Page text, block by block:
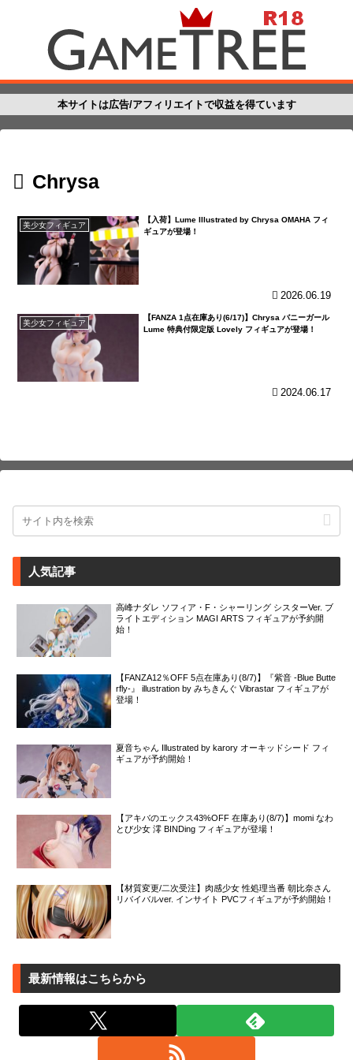
本サイトは広告/アフィリエイトで収益を得ています
Chrysa
美少女フィギュア
【入荷】Lume Illustrated by Chrysa OMAHA フィ
ギュアが登場！
2026.06.19
美少女フィギュア
【FANZA 1点在庫あり(6/17)】Chrysa バニーガール
Lume 特典付限定版 Lovely フィギュアが登場！
2024.06.17
人気記事
高峰ナダレ ソフィア・F・シャーリング シスターVer. ブ
ライトエディション MAGI ARTS フィギュアが予約開
始！
【FANZA12％OFF 5点在庫あり(8/7)】『紫音 -Blue Butte
rfly-』 illustration by みちきんぐ Vibrastar フィギュアが
登場！
夏音ちゃん Illustrated by karory オーキッドシード フィ
ギュアが予約開始！
【アキバのエックス43%OFF 在庫あり(8/7)】momi なわ
とび少女 澪 BINDing フィギュアが登場！
【材質変更/二次受注】肉感少女 性処理当番 朝比奈さん
リバイバルver. インサイト PVCフィギュアが予約開始！
最新情報はこちらから